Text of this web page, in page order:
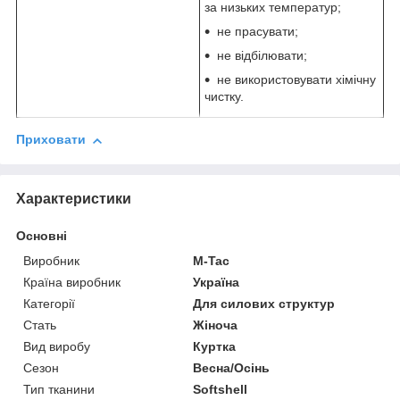
за низьких температур;
не прасувати;
не відбілювати;
не використовувати хімічну
чистку.
Приховати
Характеристики
Основні
Виробник
M-Tac
Країна виробник
Україна
Категорії
Для силових структур
Стать
Жіноча
Вид виробу
Куртка
Сезон
Весна/Осінь
Тип тканини
Softshell